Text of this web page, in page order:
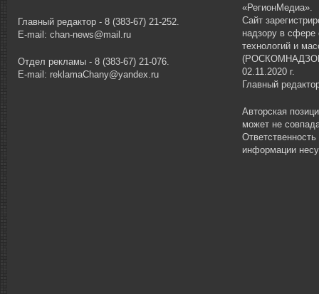
Главный редактор - 8 (383-67) 21-252.
E-mail: chan-news@mail.ru
Отдел рекламы - 8 (383-67) 21-076.
E-mail: reklamaChany@yandex.ru
«РегионМедиа».
Сайт
надзору в
технологий и
02.11.2020 г.
Главный
Авторская
может не
информации